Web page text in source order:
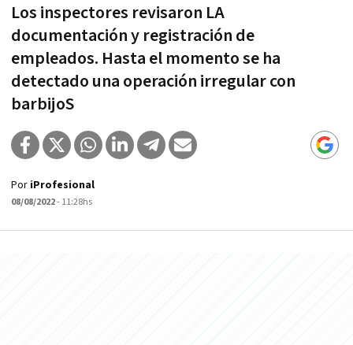
Los inspectores revisaron LA
documentación y registración de
empleados. Hasta el momento se ha
detectado una operación irregular con
barbijoS
Por iProfesional
08/08/2022- 11:28hs